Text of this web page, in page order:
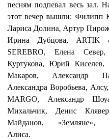
песням подпевал весь зал.
этот вечер вышли: Филипп
Лариса Долина, Артур
Ирина Дубцова, ARTIK
SEREBRO, Елена Север,
Куртукова, Юрий Киселев,
Макаров, Александр
Александра Воробьева,
MARGO, Александр
Михальчик, Денис
Майданов,
Алиса.